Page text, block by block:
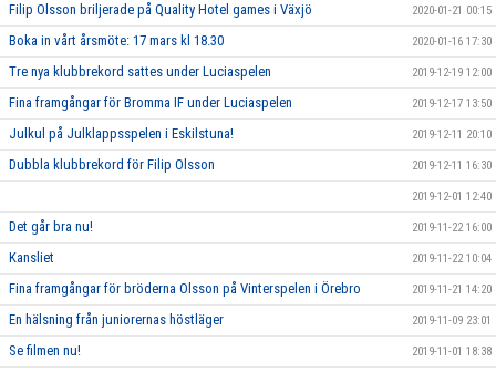
Filip Olsson briljerade på Quality Hotel games i Växjö 2020-01-21 00:15
Boka in vårt årsmöte: 17 mars kl 18.30 2020-01-16 17:30
Tre nya klubbrekord sattes under Luciaspelen 2019-12-19 12:00
Fina framgångar för Bromma IF under Luciaspelen 2019-12-17 13:50
Julkul på Julklappsspelen i Eskilstuna! 2019-12-11 20:10
Dubbla klubbrekord för Filip Olsson 2019-12-11 16:30
2019-12-01 12:40
Det går bra nu! 2019-11-22 16:00
Kansliet 2019-11-22 10:04
Fina framgångar för bröderna Olsson på Vinterspelen i Örebro 2019-11-21 14:20
En hälsning från juniorernas höstläger 2019-11-09 23:01
Se filmen nu! 2019-11-01 18:38